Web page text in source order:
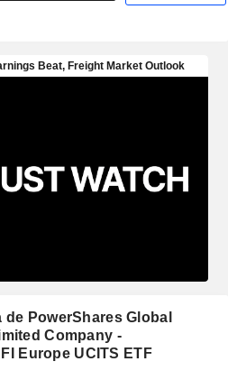
PowerShares Global
Company -
Europe UCITS ETF